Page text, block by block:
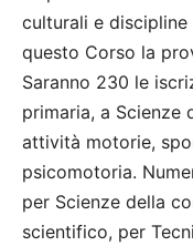
culturali e
questo Corso la
Saranno 230 le
primaria, a Scienze
attività motorie,
psicomotoria.
per Scienze della
scientifico, per